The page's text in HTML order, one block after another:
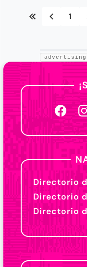
1
Directorio
Directorio
Directorio